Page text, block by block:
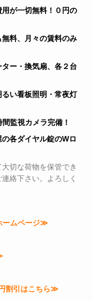
が一切無料！０円の
料、月々の賃料のみ
ー・換気扇、各２台
い看板照明・常夜灯
監視カメラ完備！
各ダイヤル錠のWロ
切な荷物を保管でき
絡下さい。よろしく
ームページ≫
割引はこちら≫